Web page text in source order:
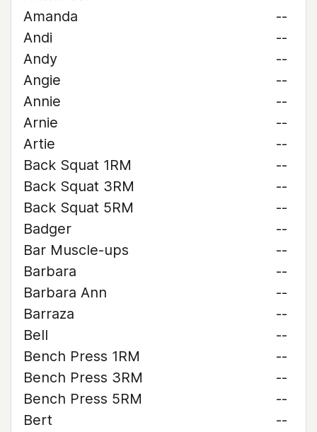
Amanda
--
Andi
--
Andy
--
Angie
--
Annie
--
Arnie
--
Artie
--
Back Squat 1RM
--
Back Squat 3RM
--
Back Squat 5RM
--
Badger
--
Bar Muscle-ups
--
Barbara
--
Barbara Ann
--
Barraza
--
Bell
--
Bench Press 1RM
--
Bench Press 3RM
--
Bench Press 5RM
--
Bert
--